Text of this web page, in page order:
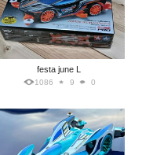
festa june L
1086 9 0